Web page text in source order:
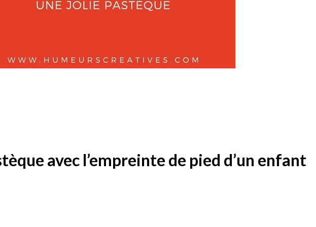
avec l’empreinte de pied d’un enfant